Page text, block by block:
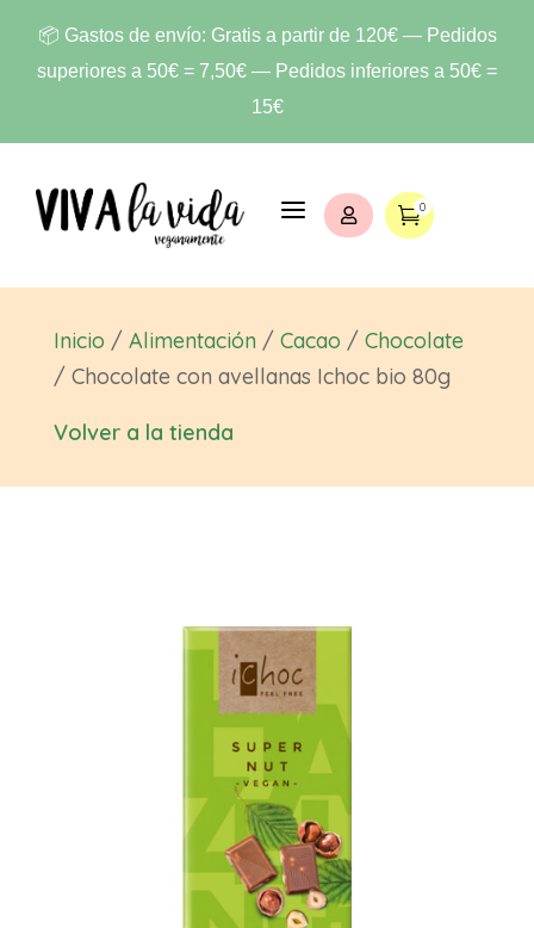
📦 Gastos de envío: Gratis a partir de 120€ — Pedidos
superiores a 50€ = 7,50€ — Pedidos inferiores a 50€ =
15€
a  0
Inicio / Alimentación/ Cacao / Chocolate
/ Chocolate con avellanas Ichoc bio 80g
Volver a la tienda